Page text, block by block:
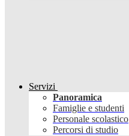
Servizi
Panoramica
Famiglie e studenti
Personale scolastico
Percorsi di studio